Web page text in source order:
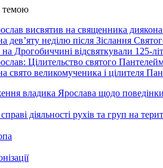
темою
висвятив на священника
дев’яту неділю після Зіслання
Дрогобиччині відсвяткували 125-
Цілительство святого
свято великомученика і цілителя
владика Ярослава щодо поведінки
діяльності рухів та груп на